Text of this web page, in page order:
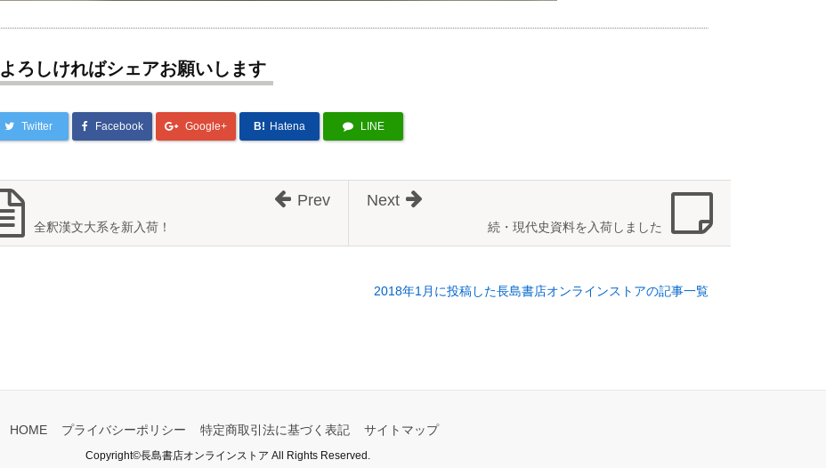
よろしければシェアお願いします
Twitter Facebook Google+ B! Hatena LINE
続・現代史資料を入荷しました
Next
全釈漢文大系を新入荷！
Prev
2018年1月に投稿した長島書店オンラインストアの記事一覧
HOME プライバシーポリシー 特定商取引法に基づく表記 サイトマップ
Copyright©長島書店オンラインストア All Rights Reserved.